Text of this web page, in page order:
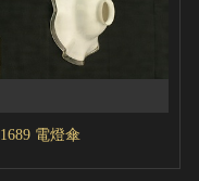
1689 電燈傘